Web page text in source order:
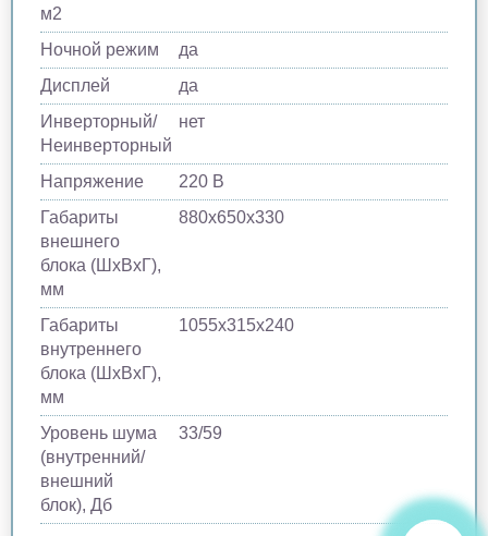
м2
Ночной режим
да
Дисплей
да
Инверторный/
Неинверторный
нет
Напряжение
220 В
Габариты
внешнего
блока (ШхВхГ),
мм
880х650х330
Габариты
внутреннего
блока (ШхВхГ),
мм
1055х315х240
Уровень шума
(внутренний/
внешний
блок), Дб
33/59